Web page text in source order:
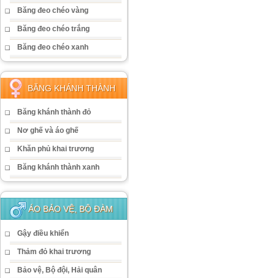
Băng đeo chéo vàng
Băng đeo chéo trắng
Băng đeo chéo xanh
BĂNG KHÁNH THÀNH
Băng khánh thành đỏ
Nơ ghế và áo ghế
Khăn phủ khai trương
Băng khánh thành xanh
ÁO BẢO VỆ, BỘ ĐÀM
Gậy điều khiển
Thảm đỏ khai trương
Bảo vệ, Bộ đội, Hải quân